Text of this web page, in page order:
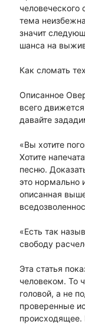
человеческого
тема
значит
шанса на
Как сломать
Описанное
всего
давайте
«Вы хотите
Хотите
песню.
это нормально
описанная
«Есть так
свободу
Эта статья
человеком. То
головой, а не
проверенные